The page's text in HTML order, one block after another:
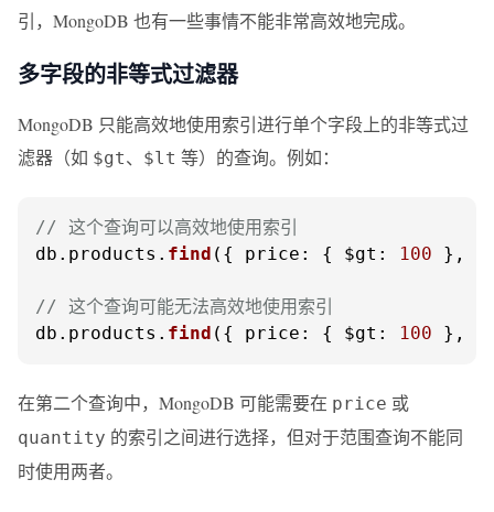
引，MongoDB 也有一些事情不能非常高效地完成。
多字段的非等式过滤器
MongoDB 只能高效地使用索引进行单个字段上的非等式过
滤器（如 $gt、 $lt 等）的查询。例如：
// 这个查询可以高效地使用索引
db. products . find ({ price : { $gt : 100 },
// 这个查询可能无法高效地使用索引
db. products . find ({ price : { $gt : 100 },
在第二个查询中，MongoDB 可能需要在 price 或
quantity 的索引之间进行选择，但对于范围查询不能同
时使用两者。